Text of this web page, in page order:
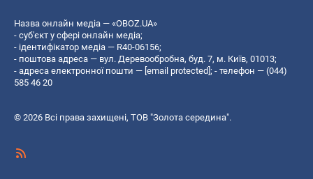
Назва онлайн медіа — «OBOZ.UA»
- суб'єкт у сфері онлайн медіа;
- ідентифікатор медіа — R40-06156;
- поштова адреса — вул. Деревообробна, буд. 7, м. Київ, 01013;
- адреса електронної пошти — [email protected]; - телефон — (044)
585 46 20
© 2026 Всі права захищені, ТОВ "Золота середина".